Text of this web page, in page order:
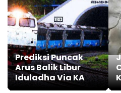
Prediksi Puncak
Arus Balik Libur
Iduladha Via KA